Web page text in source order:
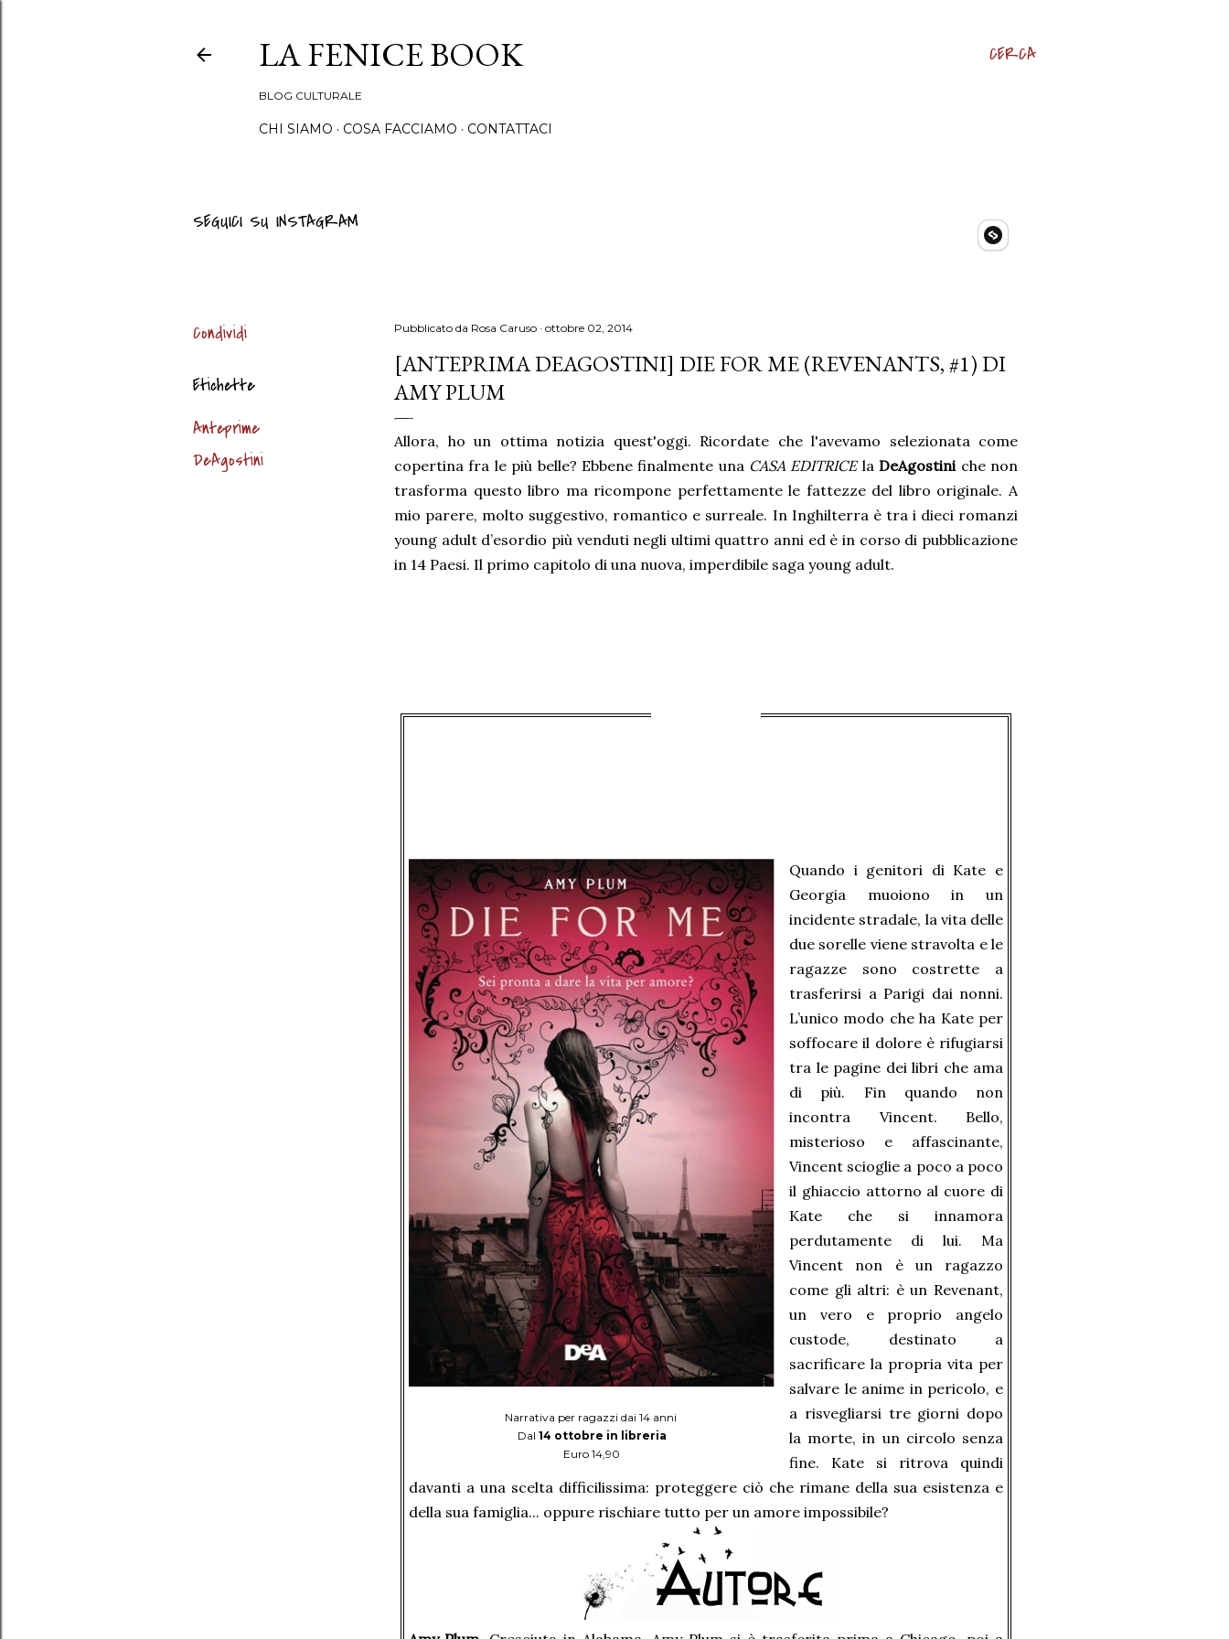
CERCA
LA FENICE BOOK
BLOG CULTURALE
CHI SIAMO COSA FACCIAMO CONTATTACI
SEGUICI SU INSTAGRAM
Condividi
Etichette
Anteprime
DeAgostini
Pubblicato da Rosa Caruso ottobre 02, 2014
[ANTEPRIMA DEAGOSTINI] DIE FOR ME (REVENANTS, #1) DI
AMY PLUM
Allora, ho un ottima notizia quest'oggi. Ricordate che l'avevamo selezionata come
copertina fra le più belle? Ebbene finalmente una CASA EDITRICElaDeAgostiniche non
trasforma questo libro ma ricompone perfettamente le fattezze del libro originale. A
mio parere, molto suggestivo, romantico e surreale. In Inghilterra è tra i dieci romanzi
young adult d’esordio più venduti negli ultimi quattro anni ed è in corso di pubblicazione
in 14 Paesi. Il primo capitolo di una nuova, imperdibile saga young adult.
Narrativa per ragazzi dai 14 anni
Dal 14 ottobre in libreria
Euro 14,90
Quando i genitori di Kate e
Georgia muoiono in un
incidente stradale, la vita delle
due sorelle viene stravolta e le
ragazze sono costrette a
trasferirsi a Parigi dai nonni.
L’unico modo che ha Kate per
soffocare il dolore è rifugiarsi
tra le pagine dei libri che ama
di più. Fin quando non
incontra Vincent. Bello,
misterioso e affascinante,
Vincent scioglie a poco a poco
il ghiaccio attorno al cuore di
Kate che si innamora
perdutamente di lui. Ma
Vincent non è un ragazzo
come gli altri: è un Revenant,
un vero e proprio angelo
custode, destinato a
sacrificare la propria vita per
salvare le anime in pericolo, e
a risvegliarsi tre giorni dopo
la morte, in un circolo senza
fine. Kate si ritrova quindi
davanti a una scelta difficilissima: proteggere ciò che rimane della sua esistenza e
della sua famiglia... oppure rischiare tutto per un amore impossibile?